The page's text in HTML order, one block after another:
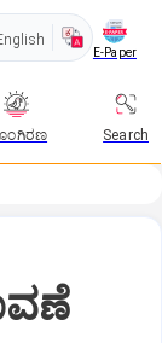
E-Paper
Search